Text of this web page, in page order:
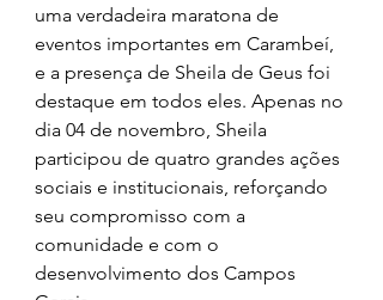
uma verdadeira maratona de
eventos importantes em Carambeí,
e a presença de Sheila de Geus foi
destaque em todos eles. Apenas no
dia 04 de novembro, Sheila
participou de quatro grandes ações
sociais e institucionais, reforçando
seu compromisso com a
comunidade e com o
desenvolvimento dos Campos